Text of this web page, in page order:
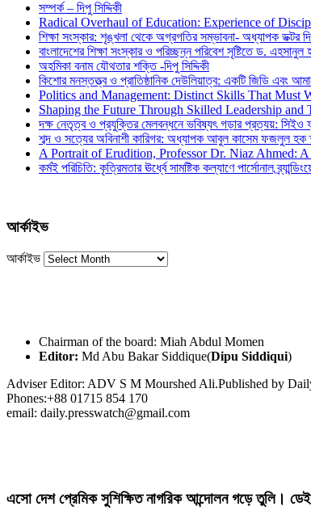
সম্পর্ক – দিপু সিদ্দিকী
Radical Overhaul of Education: Experience of
শিক্ষা সংস্কার: শৃঙ্খলা থেকে অগ্রগতির সম্ভাবনা- অধ্যাপক ডক্টর
বাংলাদেশের শিক্ষা সংস্কার ও পরিচ্ছন্ন পরিবেশ সৃষ্টিতে ড.
অহমিকা বনাম যৌথতার শক্তি -দিপু সিদ্দিকী
কিশোর মনস্তত্ত্ব ও প্রাতিষ্ঠানিক দেউলিয়াত্ব: একটি জিডি এবং
Politics and Management: Distinct Skills That Must
Shaping the Future Through Skilled Leadership
দক্ষ নেতৃত্ব ও প্রযুক্তির মেলবন্ধনে ভবিষ্যৎ গড়ার প্রত্যয়: সিইও
শব্দ ও সত্যের অবিনাশী কারিগর: অধ্যাপক আবুল কাসেম ফজলুল হক
A Portrait of Erudition, Professor Dr. Niaz Ahmed:
কর্মই পরিচিতি: কৃত্রিমতার ঊর্ধ্বে সামষ্টিক কল্যাণে পার্সোনাল
আর্কাইভ
আর্কাইভ
Chairman of the board: Miah Abdul Momen
Editor: Md Abu Bakar Siddique(Dipu Siddiqui)
Adviser Editor: ADV S M Mourshed Ali.Published by
Phones:+88 01715 854 170
email: daily.presswatch@gmail.com
এসো দেশ প্রেমিক সুশিক্ষিত নাগরিক আন্দোলন গড়ে তুলি।